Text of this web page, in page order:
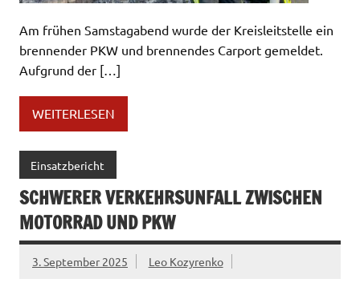
Am frühen Samstagabend wurde der Kreisleitstelle ein
brennender PKW und brennendes Carport gemeldet.
Aufgrund der […]
WEITERLESEN
Einsatzbericht
SCHWERER VERKEHRSUNFALL ZWISCHEN
MOTORRAD UND PKW
3. September 2025 Leo Kozyrenko